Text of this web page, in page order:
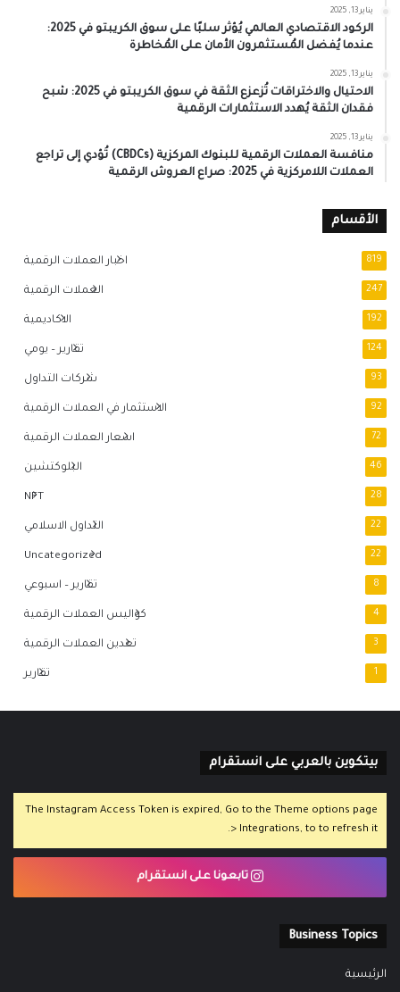
يناير 13, 2025
الركود الاقتصادي العالمي يُؤثر سلبًا على سوق الكريبتو في 2025:
عندما يُفضل المُستثمرون الأمان على المُخاطرة
يناير 13, 2025
الاحتيال والاختراقات تُزعزع الثقة في سوق الكريبتو في 2025: شبح
فقدان الثقة يُهدد الاستثمارات الرقمية
يناير 13, 2025
منافسة العملات الرقمية للبنوك المركزية (CBDCs) تُؤدي إلى تراجع
العملات اللامركزية في 2025: صراع العروش الرقمية
الأقسام
اخبار العملات الرقمية 819
العملات الرقمية 247
الاكاديمية 192
تقارير – يومي 124
شركات التداول 93
الاستثمار في العملات الرقمية 92
اسعار العملات الرقمية 72
البلوكتشين 46
NFT 28
التداول الاسلامي 22
Uncategorized 22
تقارير – اسبوعي 8
كواليس العملات الرقمية 4
تعدين العملات الرقمية 3
تقارير 1
بيتكوين بالعربي على انستقرام
The Instagram Access Token is expired, Go to the Theme options page
> Integrations, to to refresh it.
تابعونا على انستقرام
Business Topics
الرئيسية